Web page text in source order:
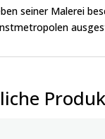
seiner Malerei